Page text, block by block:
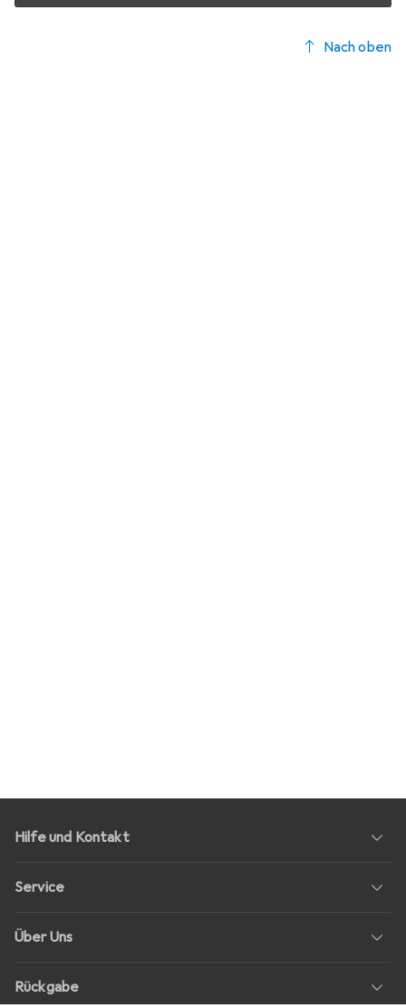
Nach oben
Hilfe und Kontakt
Service
Über Uns
Rückgabe